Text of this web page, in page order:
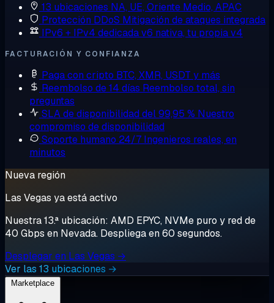
13 ubicaciones NA, UE, Oriente Medio, APAC
Protección DDoS Mitigación de ataques integrada
IPv6 + IPv4 dedicadav6 nativa, tu propia v4
FACTURACIÓN Y CONFIANZA
Paga con cripto BTC, XMR, USDT y más
Reembolso de 14 días Reembolso total, sin
preguntas
SLA de disponibilidad del 99,95 % Nuestro
compromiso de disponibilidad
Soporte humano 24/7 Ingenieros reales, en
minutos
Nueva región
Las Vegas ya está activo
Nuestra 13.ª ubicación: AMD EPYC, NVMe puro y red de
40 Gbps en Nevada. Despliega en 60 segundos.
Desplegar en Las Vegas →
Ver las 13 ubicaciones →